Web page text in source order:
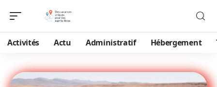
Activités Actu Administratif Hébergement